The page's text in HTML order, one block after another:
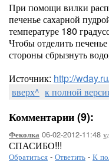
При помощи вилки
печенье сахарной
температуре 180
Чтобы отделить
стороны сбрызнуть
Источник: http://
вверх^ к полной
Комментарии (9):
Феколка 06-02-2012-11:48
СПАСИБО!!!
Обратиться - Ответить - К